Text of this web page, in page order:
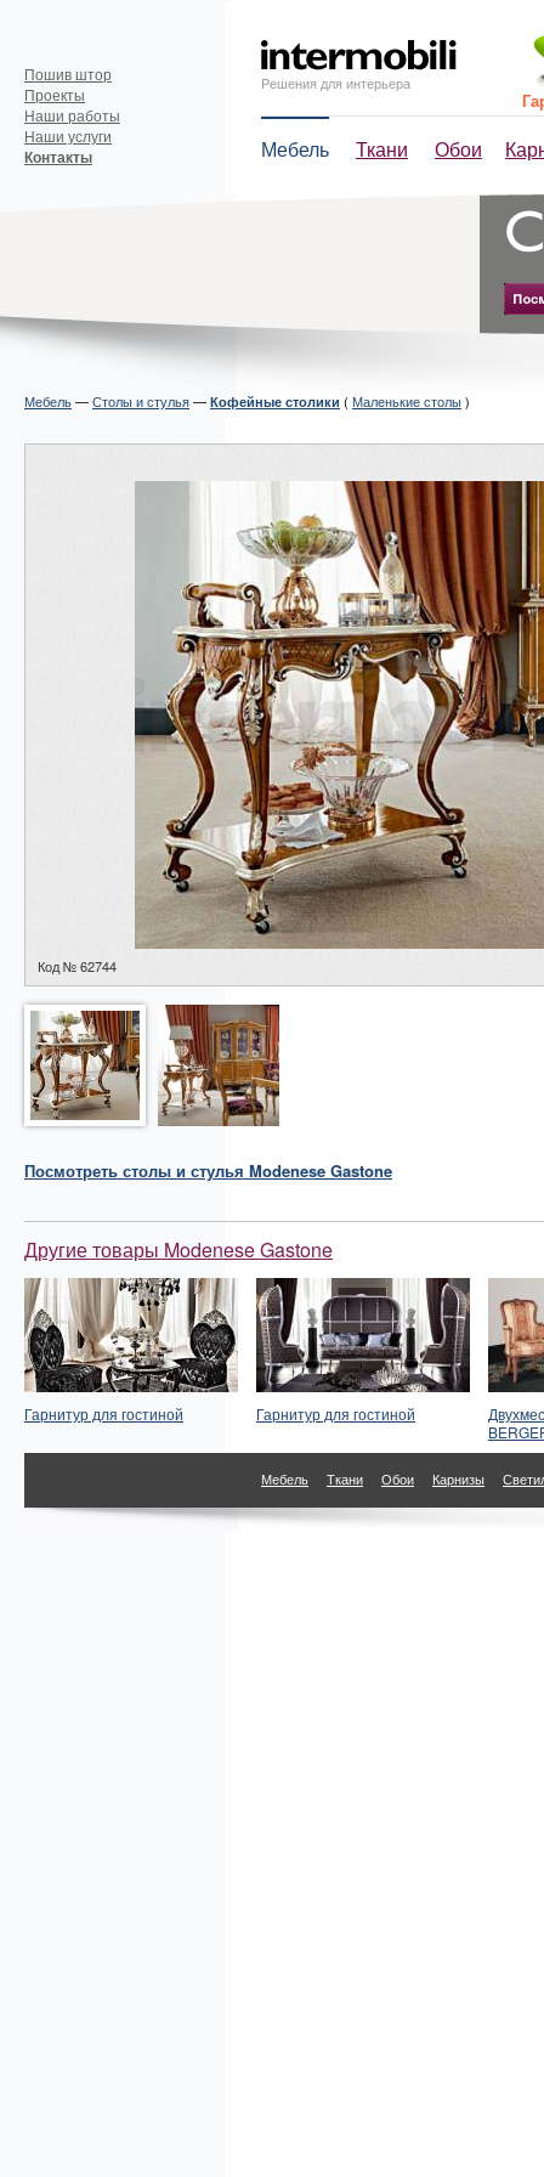
Решения для интерьера
Мебель Ткани Обои
Пошив штор
Проекты
Наши работы
Наши услуги
Контакты
Мебель—Столы и стулья— Кофейные столики ( Маленькие столы)
Код № 62744
Посмотреть столы и стулья Modenese Gastone
Другие товары Modenese Gastone
Гарнитур для гостиной Гарнитур для гостиной
Мебель Ткани Обои Карнизы